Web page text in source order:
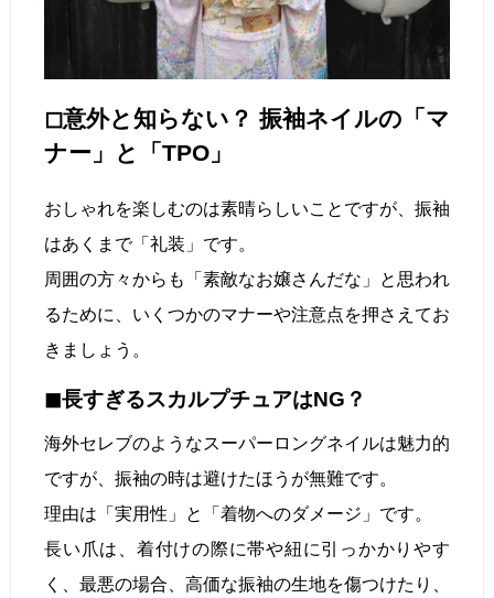
◻︎意外と知らない？ 振袖ネイルの「マ
ナー」と「TPO」
おしゃれを楽しむのは素晴らしいことですが、振袖
はあくまで「礼装」です。
周囲の方々からも「素敵なお嬢さんだな」と思われ
るために、いくつかのマナーや注意点を押さえてお
きましょう。
◼︎長すぎるスカルプチュアはNG？
海外セレブのようなスーパーロングネイルは魅力的
ですが、振袖の時は避けたほうが無難です。
理由は「実用性」と「着物へのダメージ」です。
長い爪は、着付けの際に帯や紐に引っかかりやす
く、最悪の場合、高価な振袖の生地を傷つけたり、